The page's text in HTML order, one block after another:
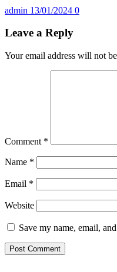
admin 13/01/2024 0
Leave a Reply
Your email address will not
Comment *
Name *
Email *
Website
Save my name, email,